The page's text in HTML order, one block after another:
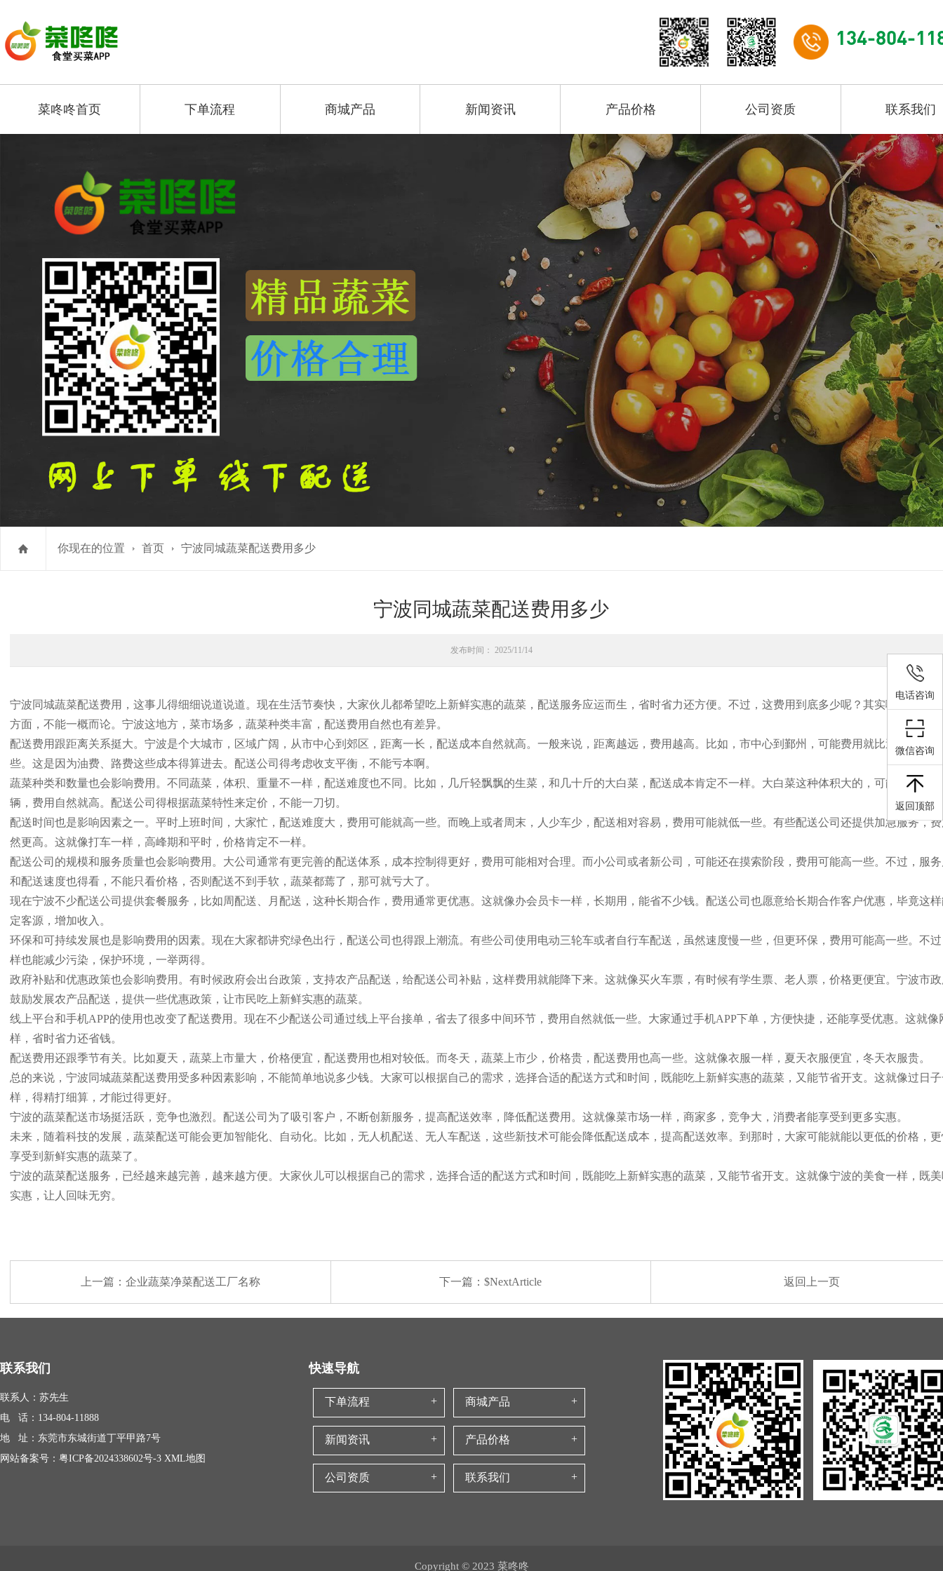
134-804-
菜咚咚首页 下单流程 商城产品 新闻资讯 产品价格 公司资质 联系我们
你现在的位置 首页 宁波同城蔬菜配送费用多少
宁波同城蔬菜配送费用多少
发布时间： 2025/11/14
宁波同城蔬菜配送费用，这事儿得细细说道说道。现在生活节奏快，大家伙儿都希望吃上新鲜实惠的蔬菜，配送服务应运而生，省时省力还方便。不过，这费用到底多少呢？其实啊，这得
方面，不能一概而论。宁波这地方，菜市场多，蔬菜种类丰富，配送费用自然也有差异。
配送费用跟距离关系挺大。宁波是个大城市，区域广阔，从市中心到郊区，距离一长，配送成本自然就高。一般来说，距离越远，费用越高。比如，市中心到鄞州，可能费用就比送到海曙
些。这是因为油费、路费这些成本得算进去。配送公司得考虑收支平衡，不能亏本啊。
蔬菜种类和数量也会影响费用。不同蔬菜，体积、重量不一样，配送难度也不同。比如，几斤轻飘飘的生菜，和几十斤的大白菜，配送成本肯定不一样。大白菜这种体积大的，可能需要专
辆，费用自然就高。配送公司得根据蔬菜特性来定价，不能一刀切。
配送时间也是影响因素之一。平时上班时间，大家忙，配送难度大，费用可能就高一些。而晚上或者周末，人少车少，配送相对容易，费用可能就低一些。有些配送公司还提供加急服务，
然更高。这就像打车一样，高峰期和平时，价格肯定不一样。
配送公司的规模和服务质量也会影响费用。大公司通常有更完善的配送体系，成本控制得更好，费用可能相对合理。而小公司或者新公司，可能还在摸索阶段，费用可能高一些。不过，服
和配送速度也得看，不能只看价格，否则配送不到手软，蔬菜都蔫了，那可就亏大了。
现在宁波不少配送公司提供套餐服务，比如周配送、月配送，这种长期合作，费用通常更优惠。这就像办会员卡一样，长期用，能省不少钱。配送公司也愿意给长期合作客户优惠，毕竟这
定客源，增加收入。
环保和可持续发展也是影响费用的因素。现在大家都讲究绿色出行，配送公司也得跟上潮流。有些公司使用电动三轮车或者自行车配送，虽然速度慢一些，但更环保，费用可能高一些。不
样也能减少污染，保护环境，一举两得。
政府补贴和优惠政策也会影响费用。有时候政府会出台政策，支持农产品配送，给配送公司补贴，这样费用就能降下来。这就像买火车票，有时候有学生票、老人票，价格更便宜。宁波市
鼓励发展农产品配送，提供一些优惠政策，让市民吃上新鲜实惠的蔬菜。
线上平台和手机APP的使用也改变了配送费用。现在不少配送公司通过线上平台接单，省去了很多中间环节，费用自然就低一些。大家通过手机APP下单，方便快捷，还能享受优惠。这就像
样，省时省力还省钱。
配送费用还跟季节有关。比如夏天，蔬菜上市量大，价格便宜，配送费用也相对较低。而冬天，蔬菜上市少，价格贵，配送费用也高一些。这就像衣服一样，夏天衣服便宜，冬天衣服贵。
总的来说，宁波同城蔬菜配送费用受多种因素影响，不能简单地说多少钱。大家可以根据自己的需求，选择合适的配送方式和时间，既能吃上新鲜实惠的蔬菜，又能节省开支。这就像过日
样，得精打细算，才能过得更好。
宁波的蔬菜配送市场挺活跃，竞争也激烈。配送公司为了吸引客户，不断创新服务，提高配送效率，降低配送费用。这就像菜市场一样，商家多，竞争大，消费者能享受到更多实惠。
未来，随着科技的发展，蔬菜配送可能会更加智能化、自动化。比如，无人机配送、无人车配送，这些新技术可能会降低配送成本，提高配送效率。到那时，大家可能就能以更低的价格，
享受到新鲜实惠的蔬菜了。
宁波的蔬菜配送服务，已经越来越完善，越来越方便。大家伙儿可以根据自己的需求，选择合适的配送方式和时间，既能吃上新鲜实惠的蔬菜，又能节省开支。这就像宁波的美食一样，既
实惠，让人回味无穷。
上一篇： 企业蔬菜净菜配送工厂名称 下一篇：$NextArticle 返回上一页
联系我们
联系人：苏先生
电 话：134-804-11888
地 址：东莞市东城街道丁平甲路7号
网站备案号： 粤ICP备2024338602号-3 XML地图
快速导航
下单流程 商城产品
新闻资讯 产品价格
公司资质 联系我们
Copyright © 2023 菜咚咚
电话咨询
微信咨询
返回顶部